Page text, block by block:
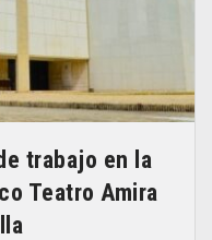
trabajo en la
Teatro Amira